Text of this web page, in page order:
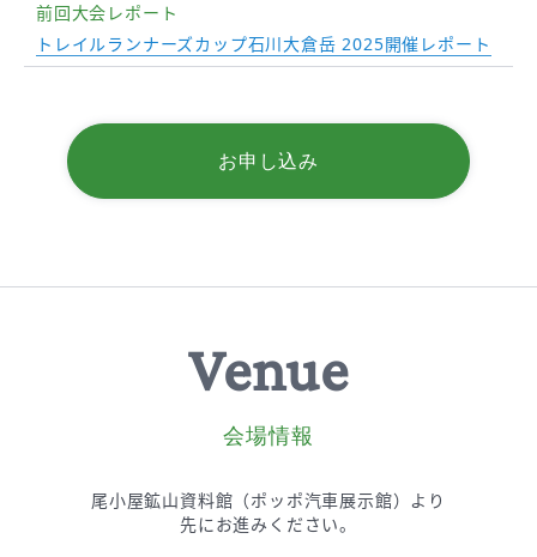
前回大会レポート
トレイルランナーズカップ石川大倉岳 2025開催レポート
お申し込み
Venue
会場情報
尾小屋鉱山資料館（ポッポ汽車展示館）より
先にお進みください。